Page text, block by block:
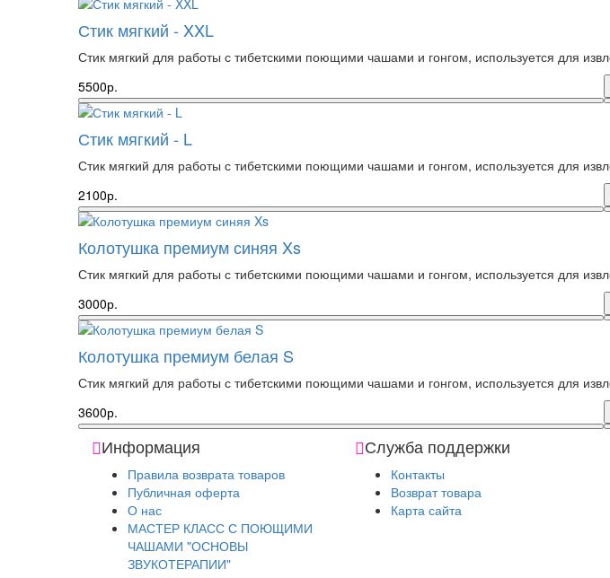
Стик мягкий - XXL
Стик мягкий для работы с тибетскими поющими чашами и гонгом, используется для
5500р.
Стик мягкий - L
Стик мягкий для работы с тибетскими поющими чашами и гонгом, используется для
2100р.
Колотушка премиум синяя Xs
Стик мягкий для работы с тибетскими поющими чашами и гонгом, используется для
3000р.
Колотушка премиум белая S
Стик мягкий для работы с тибетскими поющими чашами и гонгом, используется для
3600р.
Информация
Правила возврата товаров
Публичная оферта
О нас
МАСТЕР КЛАСС С ПОЮЩИМИ
ЧАШАМИ "ОСНОВЫ
ЗВУКОТЕРАПИИ"
Служба поддержки
Контакты
Возврат товара
Карта сайта